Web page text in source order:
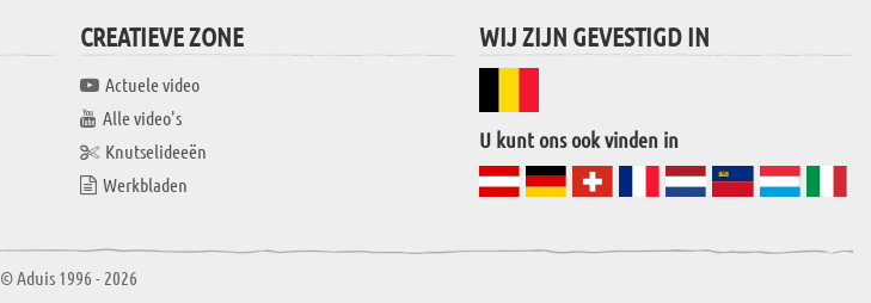
CREATIEVE ZONE
Actuele video
Alle video's
Knutselideeën
Werkbladen
WIJ ZIJN GEVESTIGD IN
U kunt ons ook vinden in
© Aduis 1996 - 2026